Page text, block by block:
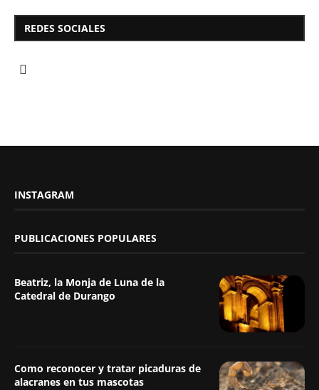
REDES SOCIALES
INSTAGRAM
PUBLICACIONES POPULARES
Beatriz, la Monja de Luna de la
Catedral de Durango
Como reconocer y tratar picaduras de
alacranes en tus mascotas